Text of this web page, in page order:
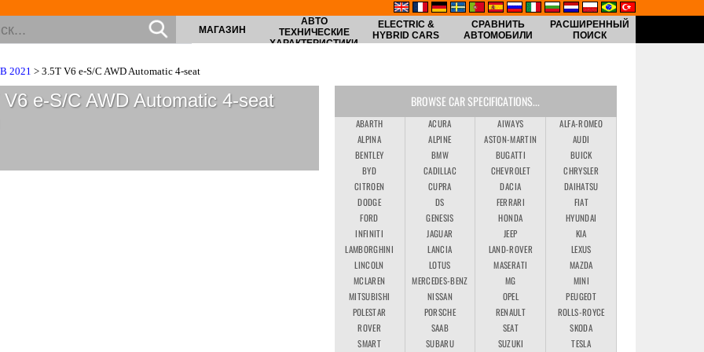
МАГАЗИН
АВТО
ТЕХНИЧЕСКИЕ
ХАРАКТЕРИСТИКИ
ELECTRIC &
HYBRID CARS
СРАВНИТЬ
АВТОМОБИЛИ
РАСШИРЕННЫЙ
ПОИСК
2021 > 3.5T V6 e-S/C AWD Automatic 4-seat
e-S/C AWD Automatic 4-seat
BROWSE CAR SPECIFICATIONS...
ABARTH ACURA AIWAYS
ALFA-ROMEO
ALPINA
ALPINE ASTON-MARTIN
AUDI
BENTLEY
BMW BUGATTI
BUICK
BYD
CADILLAC CHEVROLET
CHRYSLER
CITROEN
CUPRA DACIA
DAIHATSU
DODGE
DS FERRARI
FIAT
FORD
GENESIS HONDA
HYUNDAI
INFINITI
JAGUAR JEEP
KIA
LAMBORGHINI
LANCIA LAND-ROVER
LEXUS
LINCOLN
LOTUS MASERATI
MAZDA
MCLAREN
MERCEDES-BENZ MG
MINI
MITSUBISHI
NISSAN OPEL
PEUGEOT
POLESTAR
PORSCHE RENAULT
ROLLS-ROYCE
ROVER
SAAB SEAT
SKODA
SMART
SUBARU SUZUKI
TESLA